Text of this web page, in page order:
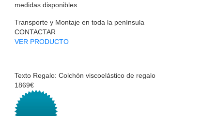
medidas disponibles.
Transporte y Montaje en toda la península
CONTACTAR
VER PRODUCTO
Texto Regalo: Colchón viscoelástico de regalo
1869€